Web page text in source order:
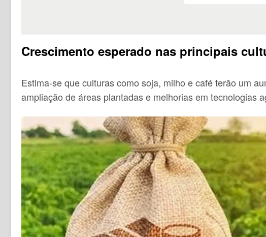
Crescimento esperado nas principais
Estima-se que culturas como soja, milho e café terão um
ampliação de áreas plantadas e melhorias em tecnologias